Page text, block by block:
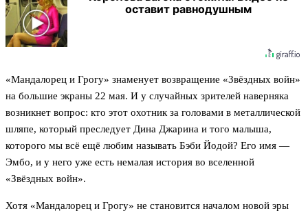
оставит равнодушным
«Мандалорец и Грогу» знаменует возвращение «Звёздных войн»
на большие экраны 22 мая. И у случайных зрителей наверняка
возникнет вопрос: кто этот охотник за головами в металлической
шляпе, который преследует Дина Джарина и того малыша,
которого мы всё ещё любим называть Бэби Йодой? Его имя —
Эмбо, и у него уже есть немалая история во вселенной
«Звёздных войн».
Хотя «Мандалорец и Грогу» не становится началом новой эры